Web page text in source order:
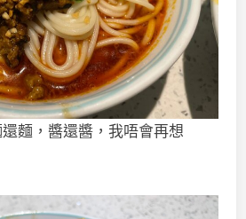
麵，醬還醬，我唔會再想